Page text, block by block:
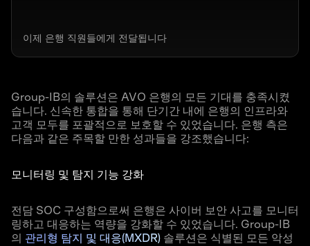
이제 은행 직원들에게 전달됩니다
Group-IB의 솔루션은 AVO 은행의 모든 기대를 충족시켰
습니다. 신속한 통합을 통해 단기간 내에 은행의 인프라와
고객 모두를 포괄적으로 보호할 수 있었습니다. 은행 측은
다음과 같은 주목할 만한 성과들을 강조했습니다:
모니터링 및 탐지 기능 강화
전담 SOC 구성함으로써 은행은 사이버 보안 사고를 모니터
링하고 대응하는 역량을 강화할 수 있었습니다. Group-IB
의 관리형 탐지 및 대응(MXDR) 솔루션은 식별된 모든 악성